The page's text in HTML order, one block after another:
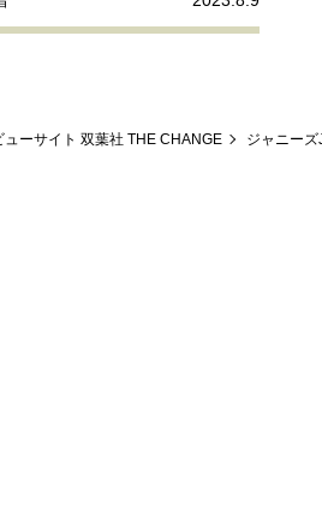
ューサイト 双葉社 THE CHANGE ジャニーズ